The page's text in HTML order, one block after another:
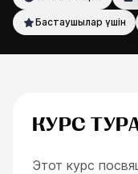
Бастаушылар үшін
КУРС
Этот курс